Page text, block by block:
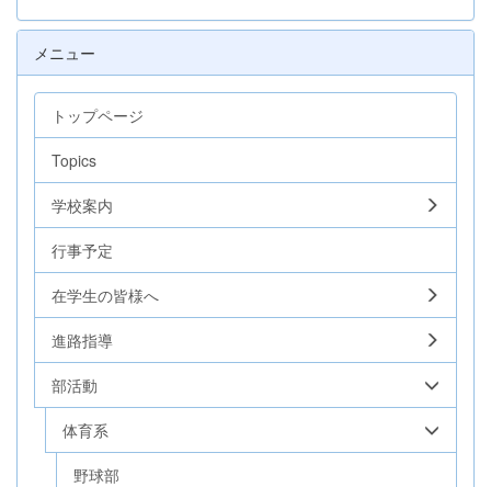
メニュー
トップページ
Topics
学校案内
行事予定
在学生の皆様へ
進路指導
部活動
体育系
野球部